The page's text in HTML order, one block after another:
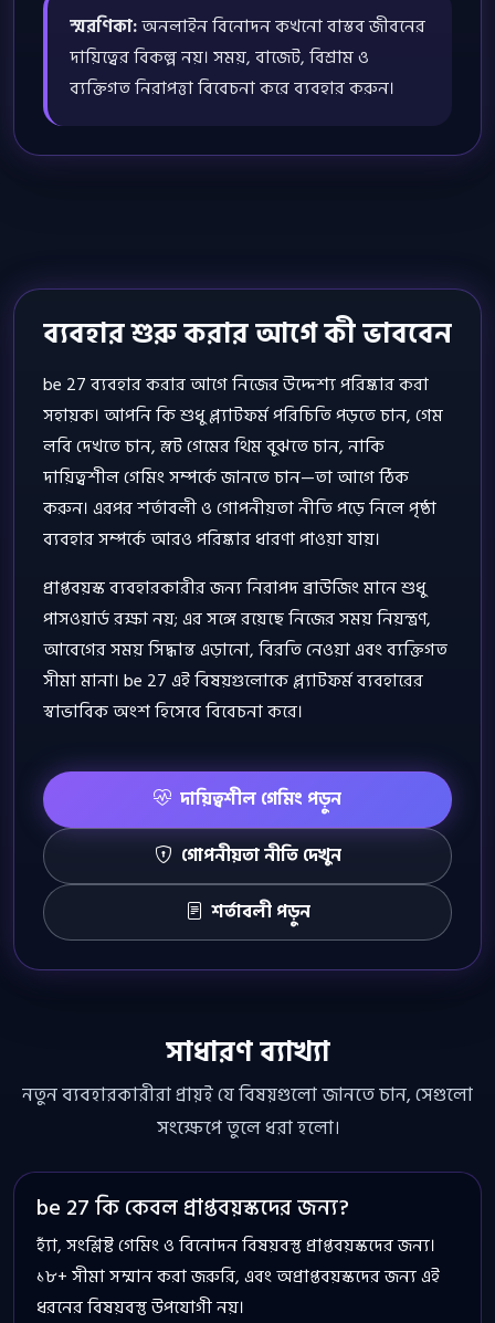
স্মরণিকা:অনলাইন বিনোদন কখনো বাস্তব জীবনের
দায়িত্বের বিকল্প নয়। সময়, বাজেট, বিশ্রাম ও
ব্যক্তিগত নিরাপত্তা বিবেচনা করে ব্যবহার করুন।
ব্যবহার শুরু করার আগে কী ভাববেন
be 27 ব্যবহার করার আগে নিজের উদ্দেশ্য পরিষ্কার করা
সহায়ক। আপনি কি শুধু প্ল্যাটফর্ম পরিচিতি পড়তে চান, গেম
লবি দেখতে চান, স্লট গেমের থিম বুঝতে চান, নাকি
দায়িত্বশীল গেমিং সম্পর্কে জানতে চান—তা আগে ঠিক
করুন। এরপর শর্তাবলী ও গোপনীয়তা নীতি পড়ে নিলে পৃষ্ঠা
ব্যবহার সম্পর্কে আরও পরিষ্কার ধারণা পাওয়া যায়।
প্রাপ্তবয়স্ক ব্যবহারকারীর জন্য নিরাপদ ব্রাউজিং মানে শুধু
পাসওয়ার্ড রক্ষা নয়; এর সঙ্গে রয়েছে নিজের সময় নিয়ন্ত্রণ,
আবেগের সময় সিদ্ধান্ত এড়ানো, বিরতি নেওয়া এবং ব্যক্তিগত
সীমা মানা। be 27 এই বিষয়গুলোকে প্ল্যাটফর্ম ব্যবহারের
স্বাভাবিক অংশ হিসেবে বিবেচনা করে।
দায়িত্বশীল গেমিং পড়ুন
গোপনীয়তা নীতি দেখুন
শর্তাবলী পড়ুন
সাধারণ ব্যাখ্যা
নতুন ব্যবহারকারীরা প্রায়ই যে বিষয়গুলো জানতে চান, সেগুলো
সংক্ষেপে তুলে ধরা হলো।
be 27 কি কেবল প্রাপ্তবয়স্কদের জন্য?
হ্যাঁ, সংশ্লিষ্ট গেমিং ও বিনোদন বিষয়বস্তু প্রাপ্তবয়স্কদের জন্য।
১৮+ সীমা সম্মান করা জরুরি, এবং অপ্রাপ্তবয়স্কদের জন্য এই
ধরনের বিষয়বস্তু উপযোগী নয়।